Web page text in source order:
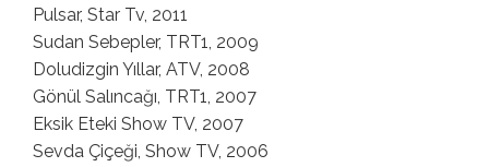
Pulsar, Star Tv, 2011
Sudan Sebepler, TRT1, 2009
Doludizgin Yıllar, ATV, 2008
Gönül Salıncağı, TRT1, 2007
Eksik Eteki Show TV, 2007
Sevda Çiçeği, Show TV, 2006